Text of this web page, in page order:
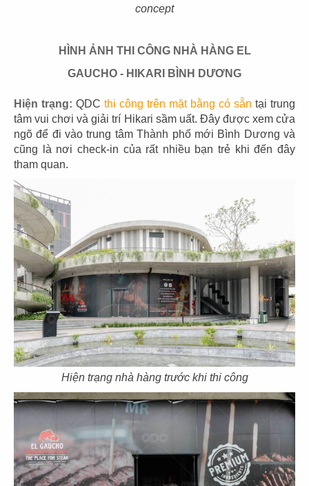
concept
HÌNH ẢNH THI CÔNG NHÀ HÀNG EL
GAUCHO - HIKARI BÌNH DƯƠNG
Hiện trạng: QDC thi công trên mặt bằng có sẵn tại trung
tâm vui chơi và giải trí Hikari sầm uất. Đây được xem cửa
ngõ để đi vào trung tâm Thành phố mới Bình Dương và
cũng là nơi check-in của rất nhiều bạn trẻ khi đến đây
tham quan.
Hiện trạng nhà hàng trước khi thi công
THE COFFEE HOUSE
CN Vạn Hạnh Mall
THE COFFEE HOUSE
CN Nha Trang
45
THE COFFEE HOUSE
CN Nguyễn Tri Phương
46
THE COFFEE HOUSE
CN Võ Văn Tần
47
CHUBBY YO
CN Thảo Điền
48
CHUBBY YO
CN Celadon City